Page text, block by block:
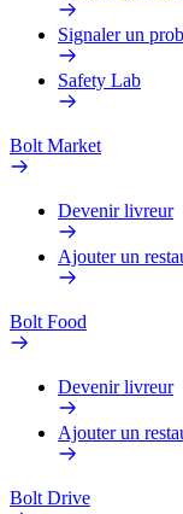
Signaler un
Safety Lab
Bolt Market
Devenir livreur
Ajouter un
Bolt Food
Devenir livreur
Ajouter un
Bolt Drive